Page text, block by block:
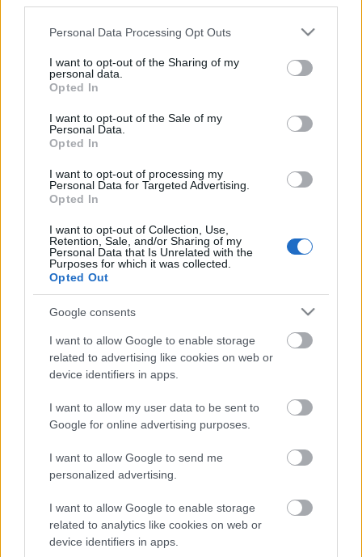
Please note that this website/app uses one or more Google
not limited to your visit or usage behaviour. You may click to
grant or deny consent to Google and its third-party tags to
use your data for below specified purposes in below Google
consent section.
Personal Data Processing Opt Outs
I want to opt-out of the Sharing of my
personal data.
Opted In
I want to opt-out of the Sale of my
Personal Data.
Opted In
I want to opt-out of processing my
Personal Data for Targeted Advertising.
Opted In
I want to opt-out of Collection, Use,
Retention, Sale, and/or Sharing of my
Personal Data that Is Unrelated with the
Purposes for which it was collected.
Opted Out
Google consents
I want to allow Google to enable storage
related to advertising like cookies on web or
device identifiers in apps.
I want to allow my user data to be sent to
Google for online advertising purposes.
I want to allow Google to send me
personalized advertising.
I want to allow Google to enable storage
related to analytics like cookies on web or
device identifiers in apps.
várja a fesztiválozókat.
A fesztivál második napján az Aranyszamár Színház
előadását láthatják az érdeklődők,Az állatok nyelvén
tudó juhászcímmel. Ezt követően
A bőgős fia meg az
ördögökcímű előadással a szatmárnémeti Brighella
Bábtagozat lép színpadra, majd a Pegazus
Bábszínház előadásában az
Öcsém, facsiga! című
interaktív zenés játék részesei lehetnek a vállalkozó
Régizene Együttes muzsikája zárja a fesztivált.
Az állatok nyelvén tudó juhász
A veszprémi Kabóca Bábszínháznak hét bemutatója
vasárnapon családi napot rendeznek: egy-egy
vendégjáték mellett koncertek, kézműves programok
várják majd az érdeklődőket.